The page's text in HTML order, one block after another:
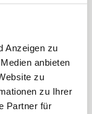
Anzeigen zu
anbieten
zu
zu Ihrer
Partner für